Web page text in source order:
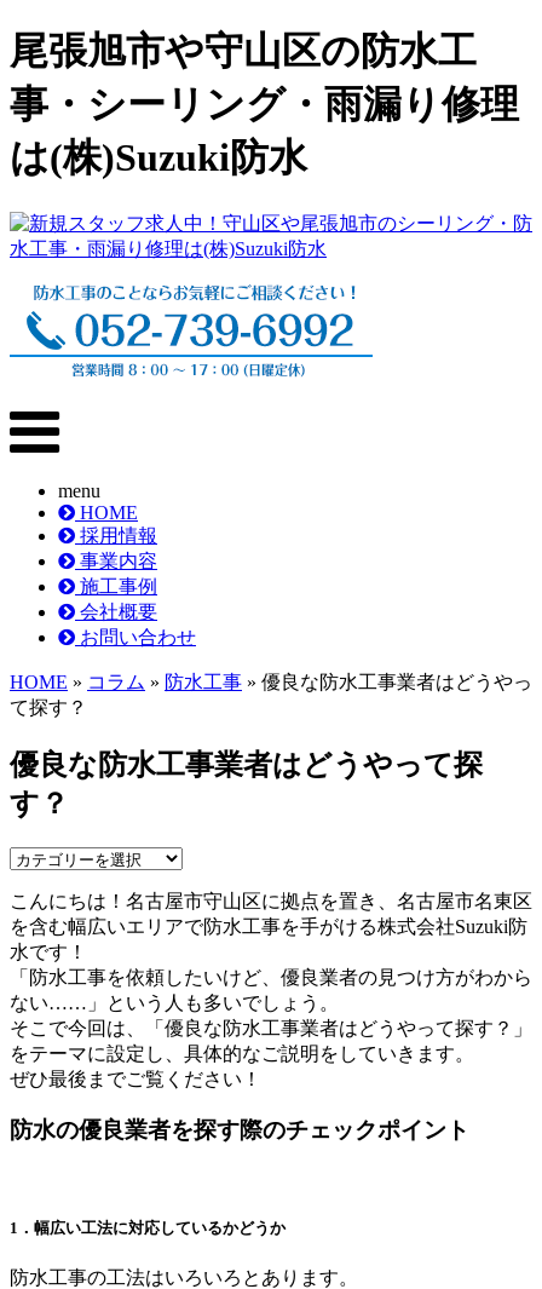
尾張旭市や守山区の防水工
事・シーリング・雨漏り修理
は(株)Suzuki防水
menu
HOME
採用情報
事業内容
施工事例
会社概要
お問い合わせ
HOME » コラム » 防水工事 » 優良な防水工事業者はどうやっ
て探す？
優良な防水工事業者はどうやって探
す？
こんにちは！名古屋市守山区に拠点を置き、名古屋市名東区
を含む幅広いエリアで防水工事を手がける株式会社Suzuki防
水です！
「防水工事を依頼したいけど、優良業者の見つけ方がわから
ない……」という人も多いでしょう。
そこで今回は、「優良な防水工事業者はどうやって探す？」
をテーマに設定し、具体的なご説明をしていきます。
ぜひ最後までご覧ください！
防水の優良業者を探す際のチェックポイント
1．幅広い工法に対応しているかどうか
防水工事の工法はいろいろとあります。